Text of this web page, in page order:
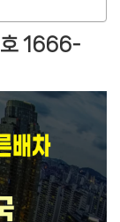
호 1666-